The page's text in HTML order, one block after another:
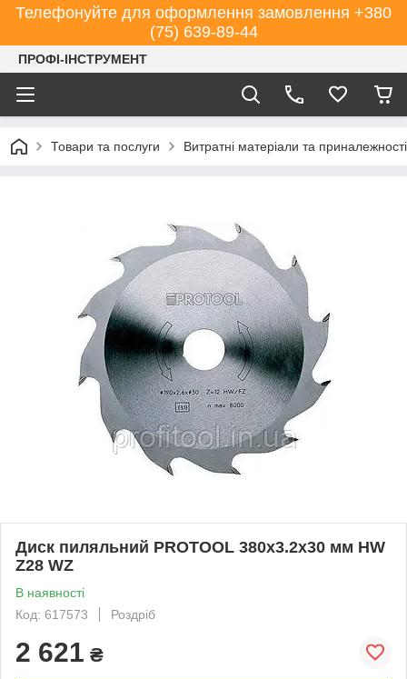
Телефонуйте для оформлення замовлення +380
(75) 639-89-44
ПРОФІ-ІНСТРУМЕНТ
Товари та послуги Витратні матеріали та
Диск пиляльний PROTOOL 380х3.2х30 мм HW
Z28 WZ
В наявності
Код: 617573
Роздріб
2 621 ₴